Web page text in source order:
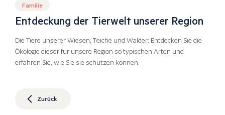
Familie
Entdeckung der Tierwelt unserer Region
Die Tiere unserer Wiesen, Teiche und Wälder: Entdecken Sie die
Ökologie dieser für unsere Region so typischen Arten und
erfahren Sie, wie Sie sie schützen können.
Zurück